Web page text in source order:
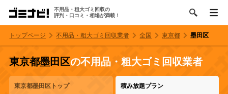
不用品・粗大ゴミ回収の
評判・口コミ・相場が満載！
トップページ 不用品・粗大ゴミ回収業者 全国 東京都 墨田区
東京都墨田区の不用品・粗大ゴミ回収業者
東京都墨田区トップ 積み放題プラン